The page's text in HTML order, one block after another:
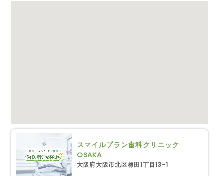
スマイルプラン歯科クリニック
OSAKA
大阪府大阪市北区梅田1丁目13-1